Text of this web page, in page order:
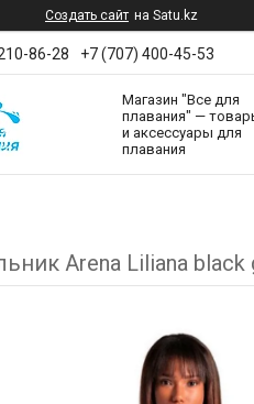
Создать сайт на Satu.kz
86-28 +7 (707) 400-45-53
Магазин "Все для
плавания" —
и аксессуары для
плавания
Arena Liliana black